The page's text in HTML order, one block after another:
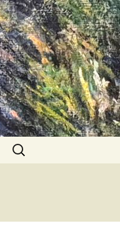
Rechercher :